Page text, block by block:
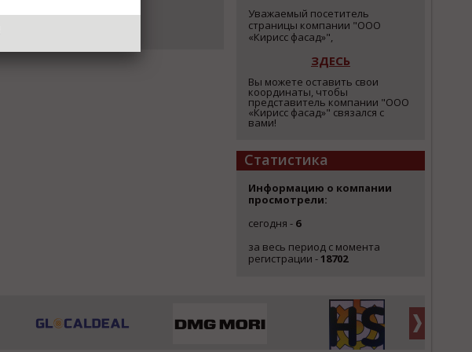
Уважаемый посетитель
страницы компании "OOO
«Кирисс фасад»",
ЗДЕСЬ
Вы можете оставить свои
координаты, чтобы
представитель компании "OOO
«Кирисс фасад»" связался с
вами!
Статистика
Информацию о компании
просмотрели:
сегодня - 6
за весь период с момента
регистрации -18702